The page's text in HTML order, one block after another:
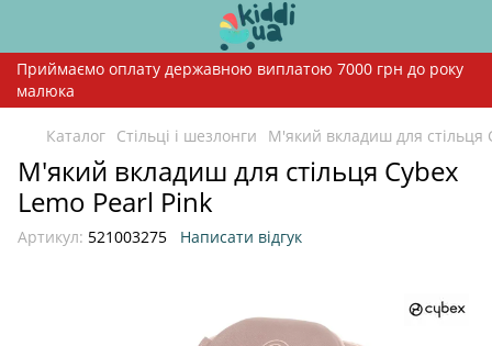
Приймаємо оплату державною виплатою 7000 грн до року
малюка
Каталог Стільці і шезлонги М'який вкладиш для стільця
М'який вкладиш для стільця Cybex
Lemo Pearl Pink
Артикул: 521003275 Написати відгук